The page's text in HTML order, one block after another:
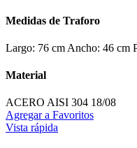
Medidas de Traforo
Largo: 76 cm Ancho: 46 cm
Material
ACERO AISI 304 18/08
Agregar a Favoritos
Vista rápida